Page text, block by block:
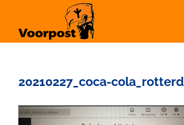
inhoud
20210227_coca-